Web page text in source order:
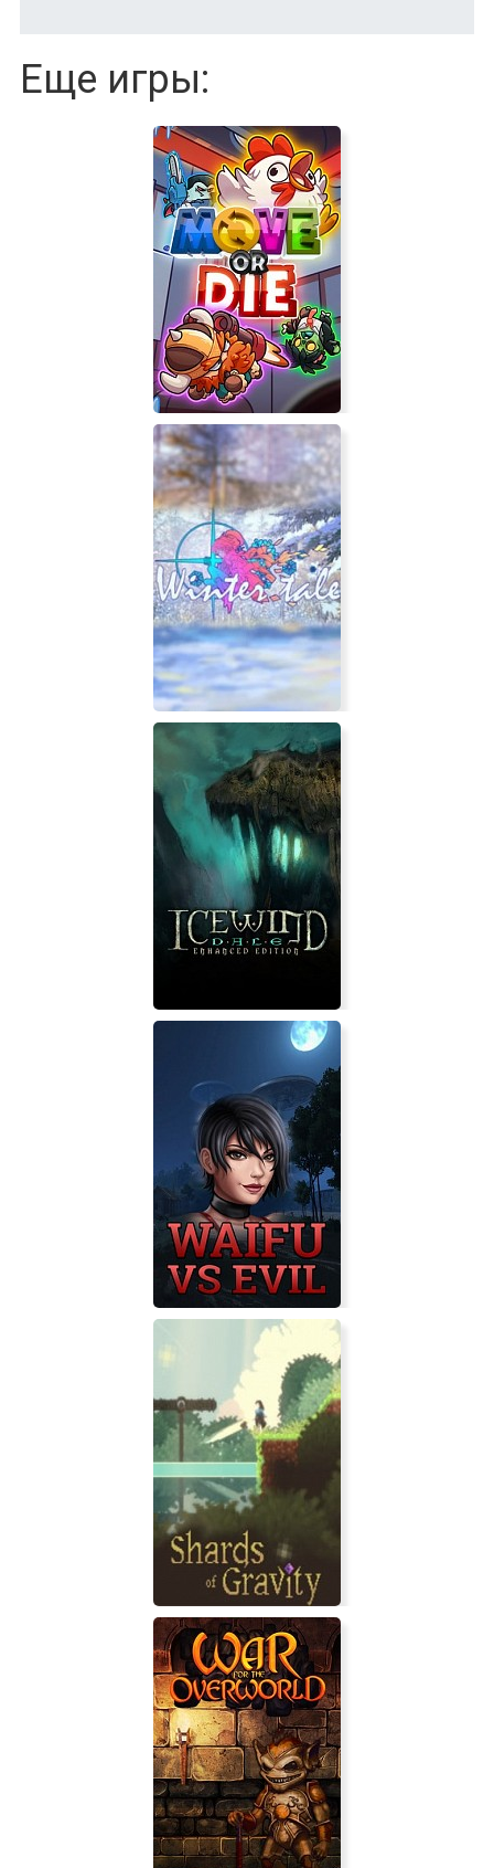
Еще игры:
Move or Die
Winter tale
Icewind Dale: Enhanced Edition
Waifu vs Evil
Shards of Gravity